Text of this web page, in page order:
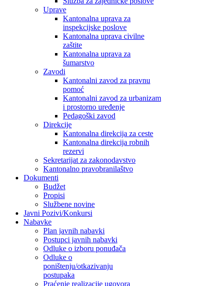
Uprave
Kantonalna uprava za
inspekcijske poslove
Kantonalna uprava civilne
zaštite
Kantonalna uprava za
šumarstvo
Zavodi
Kantonalni zavod za pravnu
pomoć
Kantonalni zavod za urbanizam
i prostorno uređenje
Pedagoški zavod
Direkcije
Kantonalna direkcija za ceste
Kantonalna direkcija robnih
rezervi
Sekretarijat za zakonodavstvo
Kantonalno pravobranilaštvo
Dokumenti
Budžet
Propisi
Službene novine
Javni Pozivi/Konkursi
Nabavke
Plan javnih nabavki
Postupci javnih nabavki
Odluke o izboru ponuđača
Odluke o
poništenju/otkazivanju
postupaka
Praćenje realizacije ugovora